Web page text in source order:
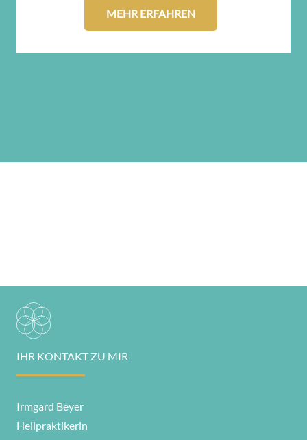
MEHR ERFAHREN
IHR KONTAKT ZU MIR
Irmgard Beyer
Heilpraktikerin